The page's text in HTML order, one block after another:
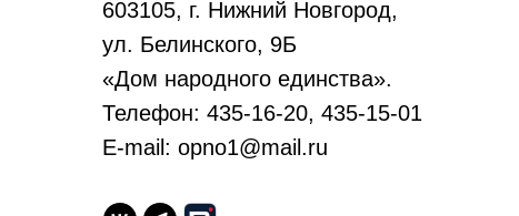
603105, г. Нижний Новгород,
ул. Белинского, 9Б
«Дом народного единства».
Телефон: 435-16-20, 435-15-01
E-mail: opno1@mail.ru